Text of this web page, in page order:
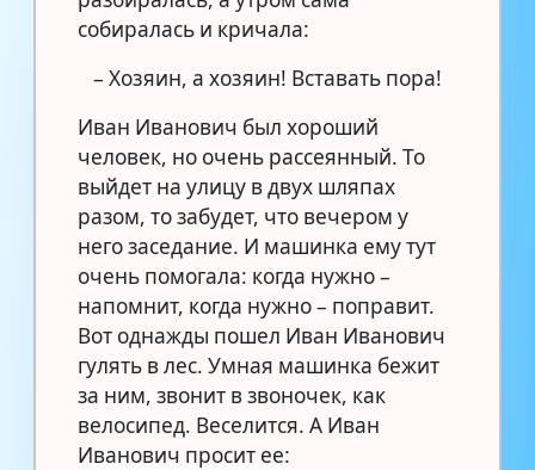
собиралась и кричала:
– Хозяин, а хозяин! Вставать пора!
Иван Иванович был хороший
человек, но очень рассеянный. То
выйдет на улицу в двух шляпах
разом, то забудет, что вечером у
него заседание. И машинка ему тут
очень помогала: когда нужно –
напомнит, когда нужно – поправит.
Вот однажды пошел Иван Иванович
гулять в лес. Умная машинка бежит
за ним, звонит в звоночек, как
велосипед. Веселится. А Иван
Иванович просит ее: